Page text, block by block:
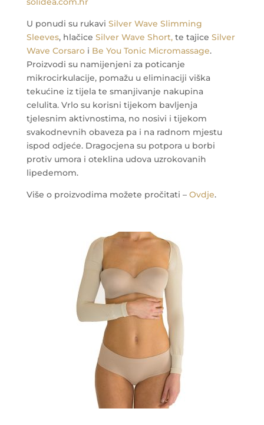
U ponudi su rukavi Silver Wave Slimming
Sleeves, hlačice Silver Wave Short,te tajice Silver
Wave Corsaroi Be You Tonic Micromassage.
Proizvodi su namijenjeni za poticanje
mikrocirkulacije, pomažu u eliminaciji viška
tekućine iz tijela te smanjivanje nakupina
celulita. Vrlo su korisni tijekom bavljenja
tjelesnim aktivnostima, no nosivi i tijekom
svakodnevnih obaveza pa i na radnom mjestu
ispod odjeće. Dragocjena su potpora u borbi
protiv umora i oteklina udova uzrokovanih
lipedemom.
Više o proizvodima možete pročitati – Ovdje.